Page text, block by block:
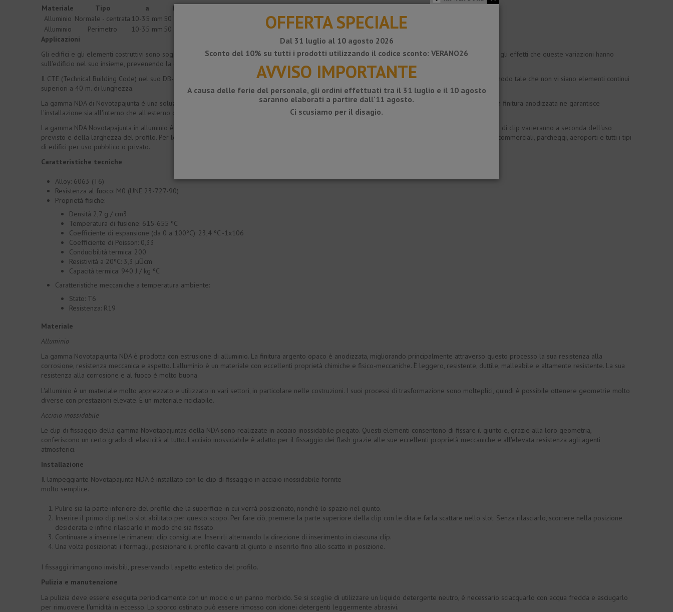
Materiale Tipo a b
Alluminio Normale - centrata 10-35 mm 50 mm
4 ud
Alluminio
Perimetro 10-35 mm 50 mm
4 ud
Applicazioni
Gli edifici e gli elementi costruttivi sono soggetti a deformazioni e variazioni geometriche. La disposizione dei giunti di dilatazione contribuisce a ridurre gli effetti che queste variazioni hanno
sull'edificio nel suo insieme, prevenendo la comparsa di patologie.
Il CTE (Technical Building Code) nel suo DB-SAE (Building Actions) stabilisce che in edifici in cemento o acciaio, i giunti di dilatazione saranno disposti in modo tale che non vi siano elementi continui
superiori a 40 m. di lunghezza.
La gamma NDA di Novotapajunta è una soluzione semplice che copre e protegge i giunti strutturali di facciate, pareti e pavimenti con traffico leggero. La finitura anodizzata ne garantisce
l'installazione sia all'interno che all'esterno con prestazioni eccellenti.
La gamma NDA Novotapajunta in alluminio è dotata di clip di fissaggio in acciaio inossidabile, evitando l'uso aggiuntivo di viti o adesivi. Il numero e il tipo di clip varieranno a seconda dell'uso
previsto e della larghezza del profilo. Per le sue caratteristiche, può essere installato in nuove costruzioni o riabilitazioni in grandi progetti come centri commerciali, parcheggi, aeroporti e tutti i tipi
di edifici per uso pubblico o privato.
Caratteristiche tecniche
Alloy: 6063 (T6)
Resistenza al fuoco: M0 (UNE 23-727-90)
Proprietà fisiche:
Densità 2,7 g / cm3
Temperatura di fusione: 615-655 ºC
Coefficiente di espansione (da 0 a 100ºC): 23,4 ºC -1x106
Coefficiente di Poisson: 0,33
Conducibilità termica: 200
Resistività a 20ºC: 3,3 µÛcm
Capacità termica: 940 J / kg ºC
Caratteristiche meccaniche a temperatura ambiente:
Stato: T6
Resistenza: R19
Materiale
Alluminio
La gamma Novotapajunta NDA è prodotta con estrusione di alluminio. La finitura argento opaco è anodizzata, migliorando principalmente attraverso questo processo la sua resistenza alla
corrosione, resistenza meccanica e aspetto. L'alluminio è un materiale con eccellenti proprietà chimiche e fisico-meccaniche. È leggero, resistente, duttile, malleabile e altamente resistente. La sua
resistenza alla corrosione e al fuoco è molto buona.
L'alluminio è un materiale molto apprezzato e utilizzato in vari settori, in particolare nelle costruzioni. I suoi processi di trasformazione sono molteplici, quindi è possibile ottenere geometrie molto
diverse con prestazioni elevate. È un materiale riciclabile.
Acciaio inossidabile
Le clip di fissaggio della gamma Novotapajuntas della NDA sono realizzate in acciaio inossidabile piegato. Questi elementi consentono di fissare il giunto e, grazie alla loro geometria,
conferiscono un certo grado di elasticità al tutto. L'acciaio inossidabile è adatto per il fissaggio dei flash grazie alle sue eccellenti proprietà meccaniche e all'elevata resistenza agli agenti
atmosferici.
Installazione
Il lampeggiante Novotapajunta NDA è installato con le clip di fissaggio in acciaio inossidabile fornite
molto semplice.
Pulire sia la parte inferiore del profilo che la superficie in cui verrà posizionato, nonché lo spazio nel giunto.
Inserire il primo clip nello slot abilitato per questo scopo. Per fare ciò, premere la parte superiore della clip con le dita e farla scattare nello slot. Senza rilasciarlo, scorrere nella posizione
desiderata e infine rilasciarlo in modo che sia fissato.
Continuare a inserire le rimanenti clip consigliate. Inserirli alternando la direzione di inserimento in ciascuna clip.
Una volta posizionati i fermagli, posizionare il profilo davanti al giunto e inserirlo fino allo scatto in posizione.
I fissaggi rimangono invisibili, preservando l'aspetto estetico del profilo.
Pulizia e manutenzione
La pulizia deve essere eseguita periodicamente con un mocio o un panno morbido. Se si sceglie di utilizzare un liquido detergente neutro, è necessario sciacquarlo con acqua fredda e asciugarlo
per rimuovere l'umidità in eccesso. Lo sporco ostinato può essere rimosso con idonei detergenti leggermente abrasivi.
OFFERTA SPECIALE
Dal 31 luglio al 10 agosto 2026
Sconto del 10% su tutti i prodotti utilizzando il codice sconto: VERANO26
AVVISO IMPORTANTE
A causa delle ferie del personale, gli ordini effettuati tra il 31 luglio e il 10 agosto
saranno elaborati a partire dall'11 agosto.
Ci scusiamo per il disagio.